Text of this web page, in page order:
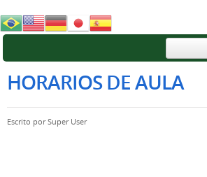
HORARIOS DE AULA
Escrito porSuper User